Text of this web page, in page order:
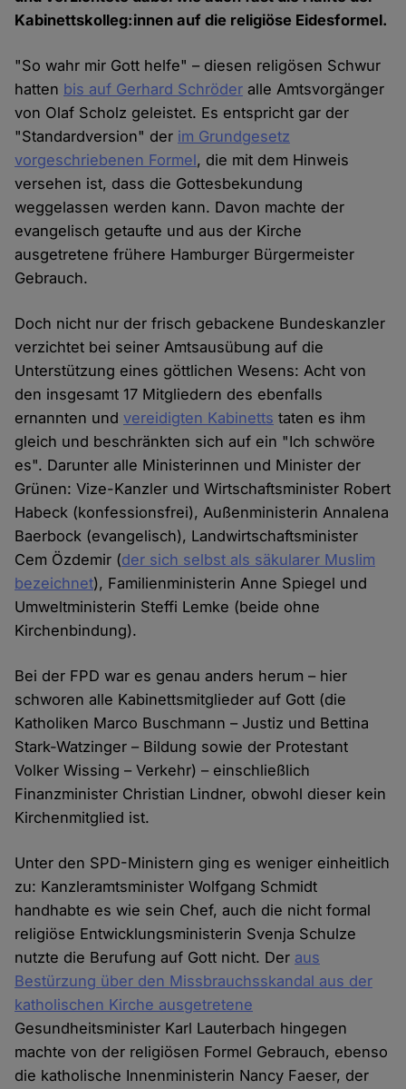
Kabinettskolleg:innen auf die religiöse Eidesformel.
"So wahr mir Gott helfe" – diesen religösen Schwur
hatten bis auf Gerhard Schröder alle Amtsvorgänger
von Olaf Scholz geleistet. Es entspricht gar der
"Standardversion" der im Grundgesetz
vorgeschriebenen Formel, die mit dem Hinweis
versehen ist, dass die Gottesbekundung
weggelassen werden kann. Davon machte der
evangelisch getaufte und aus der Kirche
ausgetretene frühere Hamburger Bürgermeister
Gebrauch.
Doch nicht nur der frisch gebackene Bundeskanzler
verzichtet bei seiner Amtsausübung auf die
Unterstützung eines göttlichen Wesens: Acht von
den insgesamt 17 Mitgliedern des ebenfalls
ernannten undvereidigten Kabinetts taten es ihm
gleich und beschränkten sich auf ein "Ich schwöre
es". Darunter alle Ministerinnen und Minister der
Grünen: Vize-Kanzler und Wirtschaftsminister Robert
Habeck (konfessionsfrei), Außenministerin Annalena
Baerbock (evangelisch), Landwirtschaftsminister
Cem Özdemir (der sich selbst als säkularer Muslim
bezeichnet), Familienministerin Anne Spiegel und
Umweltministerin Steffi Lemke (beide ohne
Kirchenbindung).
Bei der FPD war es genau anders herum – hier
schworen alle Kabinettsmitglieder auf Gott (die
Katholiken Marco Buschmann – Justiz und Bettina
Stark-Watzinger – Bildung sowie der Protestant
Volker Wissing – Verkehr) – einschließlich
Finanzminister Christian Lindner, obwohl dieser kein
Kirchenmitglied ist.
Unter den SPD-Ministern ging es weniger einheitlich
zu: Kanzleramtsminister Wolfgang Schmidt
handhabte es wie sein Chef, auch die nicht formal
religiöse Entwicklungsministerin Svenja Schulze
nutzte die Berufung auf Gott nicht. Der aus
Bestürzung über den Missbrauchsskandal aus der
katholischen Kirche ausgetretene
Gesundheitsminister Karl Lauterbach hingegen
machte von der religiösen Formel Gebrauch, ebenso
die katholische Innenministerin Nancy Faeser, der